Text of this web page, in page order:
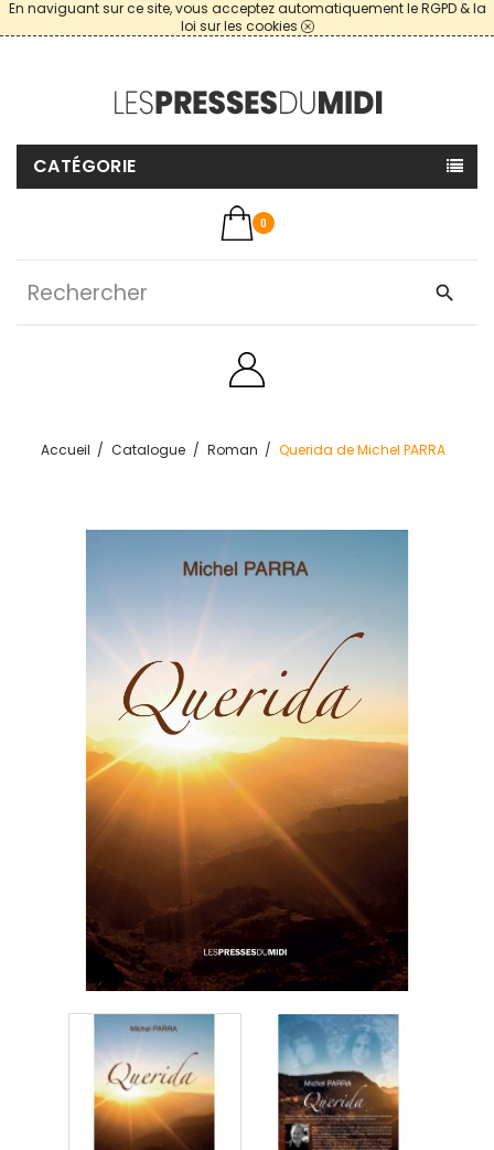
En naviguant sur ce site, vous acceptez automatiquement le RGPD & la
loi sur les cookies
CATÉGORIE
0
search
Accueil Catalogue Roman Querida de Michel PARRA